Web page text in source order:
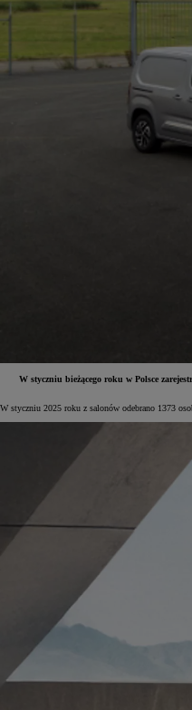
Od81 900 zł
W styczniu bieżącego roku w Polsce
W styczniu 2025 roku z salonów odebrano 1373